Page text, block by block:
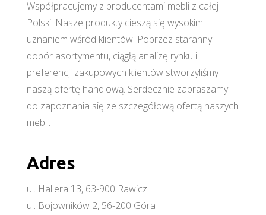
Współpracujemy z producentami mebli z całej
Polski. Nasze produkty cieszą się wysokim
uznaniem wśród klientów. Poprzez staranny
dobór asortymentu, ciągłą analizę rynku i
preferencji zakupowych klientów stworzyliśmy
naszą ofertę handlową. Serdecznie zapraszamy
do zapoznania się ze szczegółową ofertą naszych
mebli.
Adres
ul. Hallera 13, 63-900 Rawicz
ul. Bojowników 2, 56-200 Góra